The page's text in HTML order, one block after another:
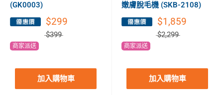
(GK0003)
$299
$399
商家派送
加入購物車
嫩膚脫毛機 (SKB-2108)
$1,859
$2,299
商家派送
加入購物車